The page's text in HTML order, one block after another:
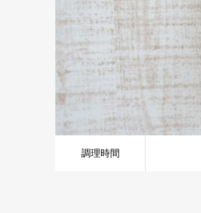
調理時間